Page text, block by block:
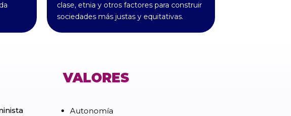
clase, etnia y otros factores para construir
sociedades más justas y equitativas.
VALORES
Autonomía